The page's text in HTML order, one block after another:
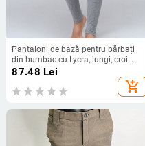
Pantaloni de bază pentru bărbați
din bumbac cu Lycra, lungi, croi
slim
87.48 Lei
add_shopping_cart